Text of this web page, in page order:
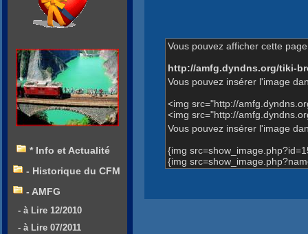
Vous pouvez afficher cette
http://amfg.dyndns.org/tiki-
Vous pouvez insérer l'image
<img src="http://
<img src="http://
Vous pouvez insérer l'image
{img
{img
* Info et Actualité
- Historique du CFM
- AMFG
- à Lire 12/2010
- à Lire 07/2011